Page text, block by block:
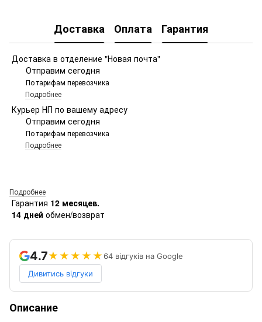
Доставка Оплата Гарантия
Доставка в отделение "Новая почта"
Отправим сегодня
По тарифам перевозчика
Подробнее
Курьер НП по вашему адресу
Отправим сегодня
По тарифам перевозчика
Подробнее
Подробнее
Гарантия 12 месяцев.
14 дней обмен/возврат
4.7★★★★★64 відгуків на Google
Дивитись відгуки
Описание